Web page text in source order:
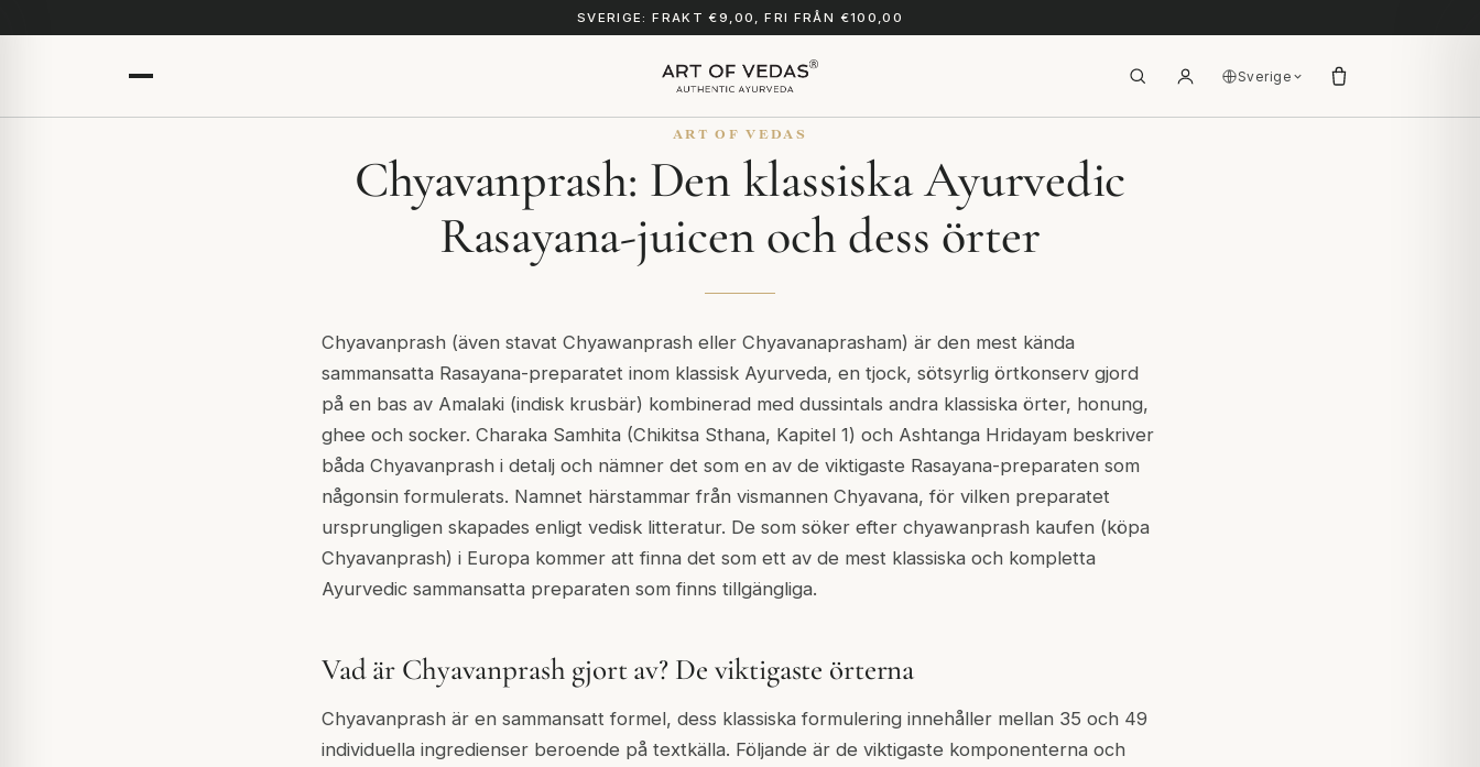
SVERIGE: FRAKT €9,00, FRI FRÅN €100,00
Sverige
ART OF VEDAS
Chyavanprash: Den klassiska Ayurvedic
Rasayana-juicen och dess örter
Chyavanprash (även stavat Chyawanprash eller Chyavanaprasham) är den mest kända
sammansatta Rasayana-preparatet inom klassisk Ayurveda, en tjock, sötsyrlig örtkonserv gjord
på en bas av Amalaki (indisk krusbär) kombinerad med dussintals andra klassiska örter, honung,
ghee och socker. Charaka Samhita (Chikitsa Sthana, Kapitel 1) och Ashtanga Hridayam beskriver
båda Chyavanprash i detalj och nämner det som en av de viktigaste Rasayana-preparaten som
någonsin formulerats. Namnet härstammar från vismannen Chyavana, för vilken preparatet
ursprungligen skapades enligt vedisk litteratur. De som söker efter chyawanprash kaufen (köpa
Chyavanprash) i Europa kommer att finna det som ett av de mest klassiska och kompletta
Ayurvedic sammansatta preparaten som finns tillgängliga.
Vad är Chyavanprash gjort av? De viktigaste örterna
Chyavanprash är en sammansatt formel, dess klassiska formulering innehåller mellan 35 och 49
individuella ingredienser beroende på textkälla. Följande är de viktigaste komponenterna och